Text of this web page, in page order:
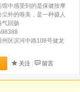
馆中感受到的是保健按摩
外的唯美，是一种摄人
气回肠
州区滨河中路108号健龙
关注 留言